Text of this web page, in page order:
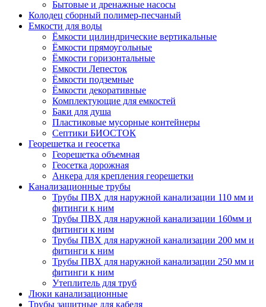
Бытовые и дренажные насосы
Колодец сборный полимер-песчаный
Емкости для воды
Ёмкости цилиндрические вертикальные
Ёмкости прямоугольные
Ёмкости горизонтальные
Емкости Лепесток
Ёмкости подземные
Ёмкости декоративные
Комплектующие для емкостей
Баки для душа
Пластиковые мусорные контейнеры
Септики БИОСТОК
Георешетка и геосетка
Георешетка объемная
Геосетка дорожная
Анкера для крепления георешетки
Канализационные трубы
Трубы ПВХ для наружной канализации 110 мм и
фитинги к ним
Трубы ПВХ для наружной канализации 160мм и
фитинги к ним
Трубы ПВХ для наружной канализации 200 мм и
фитинги к ним
Трубы ПВХ для наружной канализации 250 мм и
фитинги к ним
Утеплитель для труб
Люки канализационные
Трубы защитные для кабеля